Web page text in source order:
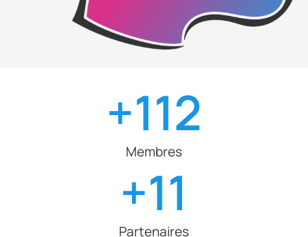
Membres
+112
Partenaires
+11